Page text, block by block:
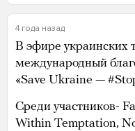
4 года назад
В эфире украинских
международный
«Save Ukraine —
Среди участников-
Within Temptation,